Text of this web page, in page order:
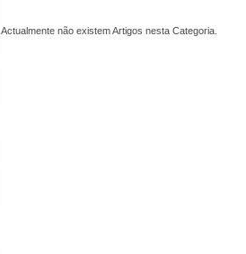
Actualmente não existem Artigos nesta Categoria.